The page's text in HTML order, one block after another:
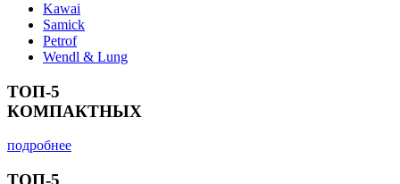
Kawai
Samick
Petrof
Wendl & Lung
ТОП-5
КОМПАКТНЫХ
подробнее
ТОП-5